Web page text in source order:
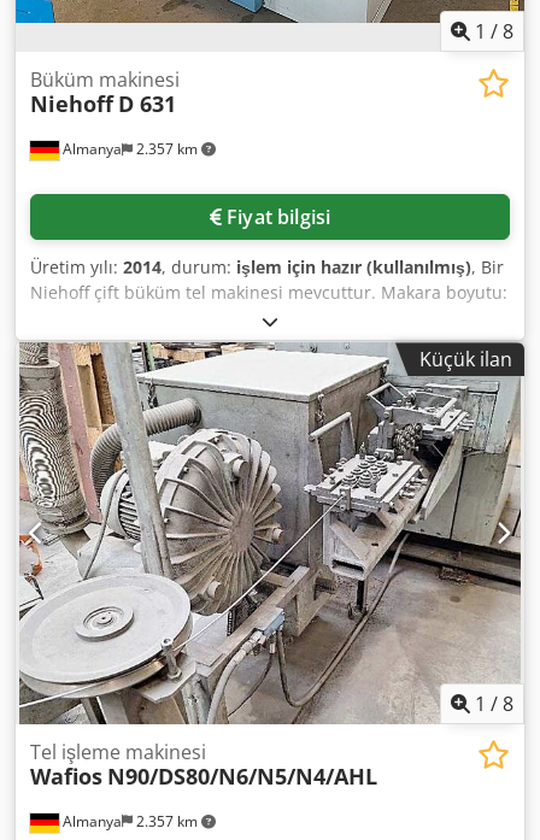
1 /8
Almanya 2.357 km
Büküm makinesi
Niehoff D 631
Fiyat bilgisi
Üretim yılı: 2014, durum: işlem için hazır (kullanılmış), Bir
Niehoff çift büküm tel makinesi mevcuttur. Makara boyutu:
630 mm, maksimum makara genişliği: 475 mm, bakır
işleme aralığı: 0,09 mm²-6 mm², tek tel çapı: 0,05 mm-0,85
mm, maksimum büküm hızı: 6000 devir/dk, maksimum
çekme kuvveti: 200 N, makine ölçüleri U/G/Y: yaklaşık 3000
mm/1700 mm/1600 mm, ağırlık: yaklaşık 3000 kg, çalışma
saati: yaklaşık 7371 saat. Çerçeve, çeşitli aksesuarlar ve
yedek parçalar dahil. Dokümantasyon mevcut. Yerinde
inceleme mümkündür. Dcsdpsy I Ac Rofx Amrjk
Küçük ilan
1 /8
Almanya 2.357 km
Tel işleme makinesi
Wafios N90/DS80/N6/N5/N4/AHL